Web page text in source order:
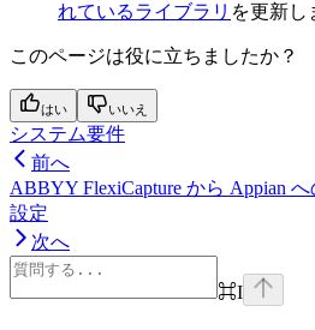
れているライブラリ を更新し
このページは役に立ちましたか？
はい いいえ
システム要件
前へ
ABBYY FlexiCapture から Appian
設定
次へ
⌘I